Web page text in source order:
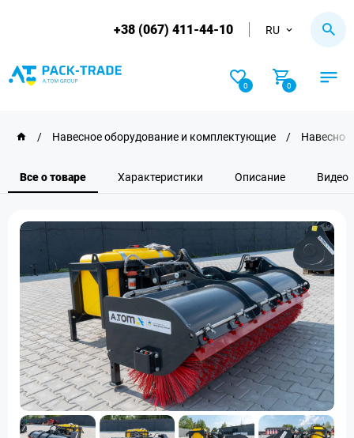
+38 (067) 411-44-10 RU
0 0
/ Навесное оборудование и комплектующие / Навесное
Все о товаре Характеристики Описание Видео